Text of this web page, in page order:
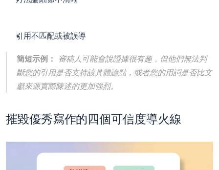
引用不匹配或被誤導
簡短示例： 審稿人可能會說證據很有趣，但他們無法判
斷您的引用是否支持該具體論點，或者您的用詞是否比文
獻來源實際陳述的更加強烈。
摧毀優秀寫作的四個可信度導火線